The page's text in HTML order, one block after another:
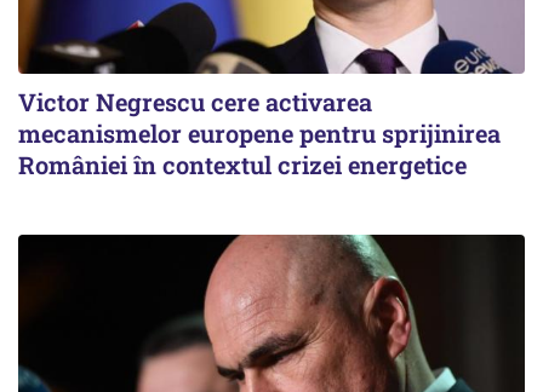
Victor Negrescu cere activarea
mecanismelor europene pentru sprijinirea
României în contextul crizei energetice